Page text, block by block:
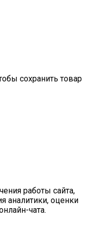
сохранить товар
работы сайта,
аналитики, оценки
чата.